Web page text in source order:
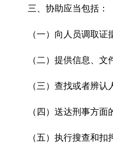
三、协助应当包括：
（一）向人员调取证据
（二）提供信息、文件
（三）查找或者辨认人
（四）送达刑事方面
（五）执行搜查和扣